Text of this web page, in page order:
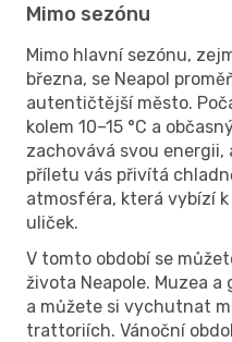
Mimo sezónu
Mimo hlavní sezónu,
března, se Neapol
autentičtější město.
kolem 10–15 °C a
zachovává svou energii,
příletu vás přivítá
atmosféra, která vybízí
uliček.
V tomto období se
života Neapole. Muzea
a můžete si vychutnat
trattoriích. Vánoční